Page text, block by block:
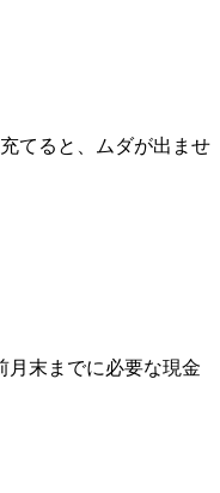
てると、ムダが出ませ
月末までに必要な現金